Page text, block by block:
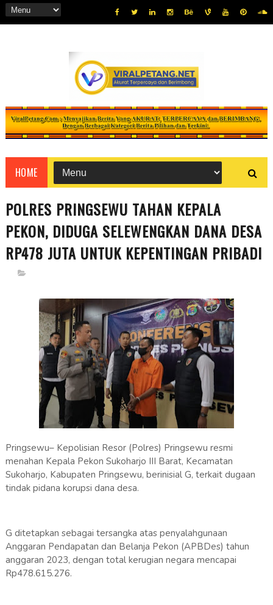
HOME
POLRES PRINGSEWU TAHAN KEPALA
PEKON, DIDUGA SELEWENGKAN DANA DESA
RP478 JUTA UNTUK KEPENTINGAN PRIBADI
Pringsewu– Kepolisian Resor (Polres) Pringsewu resmi
menahan Kepala Pekon Sukoharjo III Barat, Kecamatan
Sukoharjo, Kabupaten Pringsewu, berinisial G, terkait dugaan
tindak pidana korupsi dana desa.
G ditetapkan sebagai tersangka atas penyalahgunaan
Anggaran Pendapatan dan Belanja Pekon (APBDes) tahun
anggaran 2023, dengan total kerugian negara mencapai
Rp478.615.276.